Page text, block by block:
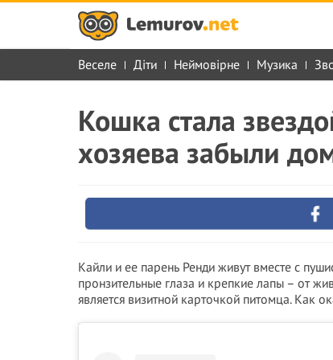
Веселе Діти Неймовірне Музика
Кошка стала
хозяева забыли
Кайли и ее парень Ренди живут вместе с
пронзительные глаза и крепкие лапы – от
является визитной карточкой питомца. Как